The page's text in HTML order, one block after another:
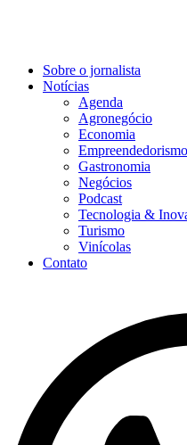
Sobre o jornalista
Notícias
Agenda
Agronegócio
Economia
Empreendedorismo
Gastronomia
Negócios
Podcast
Tecnologia &
Turismo
Vinícolas
Contato